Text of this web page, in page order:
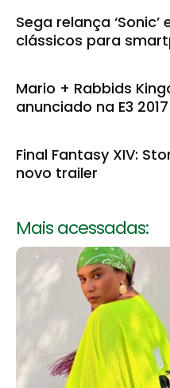
Sega relança
clássicos para
Mario + Rabbids
anunciado na E3 2017
Final Fantasy XIV:
novo trailer
Mais acessadas: